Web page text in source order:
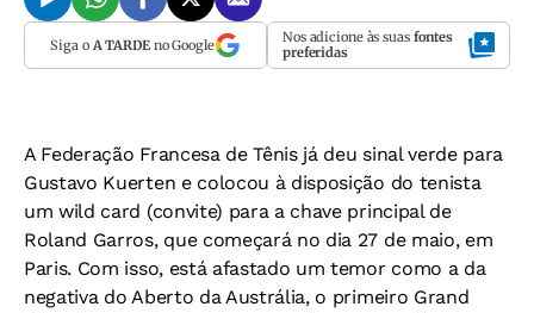
Siga o A TARDEno Google Nos adicione às suas fontes
preferidas
A Federação Francesa de Tênis já deu sinal verde para
Gustavo Kuerten e colocou à disposição do tenista
um wild card (convite) para a chave principal de
Roland Garros, que começará no dia 27 de maio, em
Paris. Com isso, está afastado um temor como a da
negativa do Aberto da Austrália, o primeiro Grand